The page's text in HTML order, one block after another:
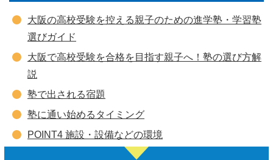
大阪の高校受験を控える親子のための進学塾・学習塾
選びガイド
大阪で高校受験を合格を目指す親子へ！塾の選び方解
説
塾で出される宿題
塾に通い始めるタイミング
POINT4 施設・設備などの環境